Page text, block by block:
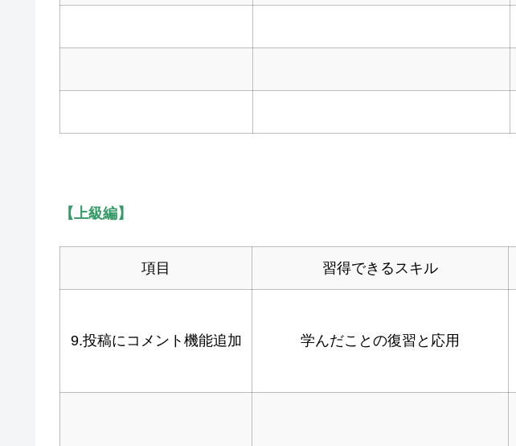
【上級編】
項目 習得できるスキル
9.投稿にコメント機能追加 学んだことの復習と応用